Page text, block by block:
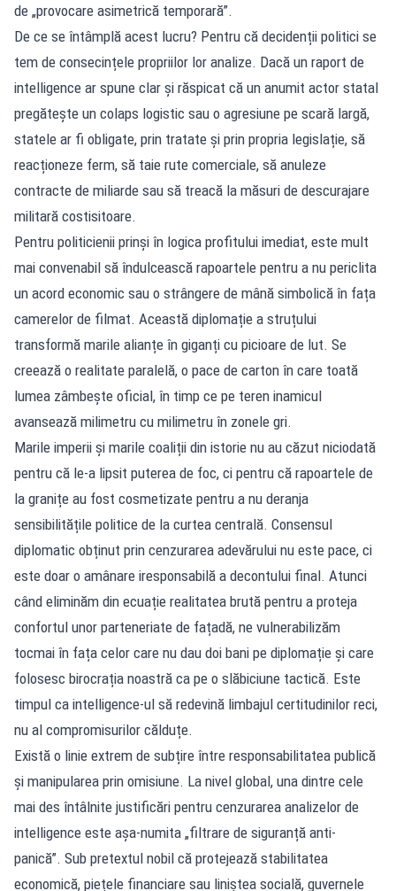
de „provocare asimetrică temporară”.
De ce se întâmplă acest lucru? Pentru că decidenții politici se
tem de consecințele propriilor lor analize. Dacă un raport de
intelligence ar spune clar și răspicat că un anumit actor statal
pregătește un colaps logistic sau o agresiune pe scară largă,
statele ar fi obligate, prin tratate și prin propria legislație, să
reacționeze ferm, să taie rute comerciale, să anuleze
contracte de miliarde sau să treacă la măsuri de descurajare
militară costisitoare.
Pentru politicienii prinși în logica profitului imediat, este mult
mai convenabil să îndulcească rapoartele pentru a nu periclita
un acord economic sau o strângere de mână simbolică în fața
camerelor de filmat. Această diplomație a struțului
transformă marile alianțe în giganți cu picioare de lut. Se
creează o realitate paralelă, o pace de carton în care toată
lumea zâmbește oficial, în timp ce pe teren inamicul
avansează milimetru cu milimetru în zonele gri.
Marile imperii și marile coaliții din istorie nu au căzut niciodată
pentru că le-a lipsit puterea de foc, ci pentru că rapoartele de
la granițe au fost cosmetizate pentru a nu deranja
sensibilitățile politice de la curtea centrală. Consensul
diplomatic obținut prin cenzurarea adevărului nu este pace, ci
este doar o amânare iresponsabilă a decontului final. Atunci
când eliminăm din ecuație realitatea brută pentru a proteja
confortul unor parteneriate de fațadă, ne vulnerabilizăm
tocmai în fața celor care nu dau doi bani pe diplomație și care
folosesc birocrația noastră ca pe o slăbiciune tactică. Este
timpul ca intelligence-ul să redevină limbajul certitudinilor reci,
nu al compromisurilor călduțe.
Există o linie extrem de subțire între responsabilitatea publică
și manipularea prin omisiune. La nivel global, una dintre cele
mai des întâlnite justificări pentru cenzurarea analizelor de
intelligence este așa-numita „filtrare de siguranță anti-
panică”. Sub pretextul nobil că protejează stabilitatea
economică, piețele financiare sau liniștea socială, guvernele